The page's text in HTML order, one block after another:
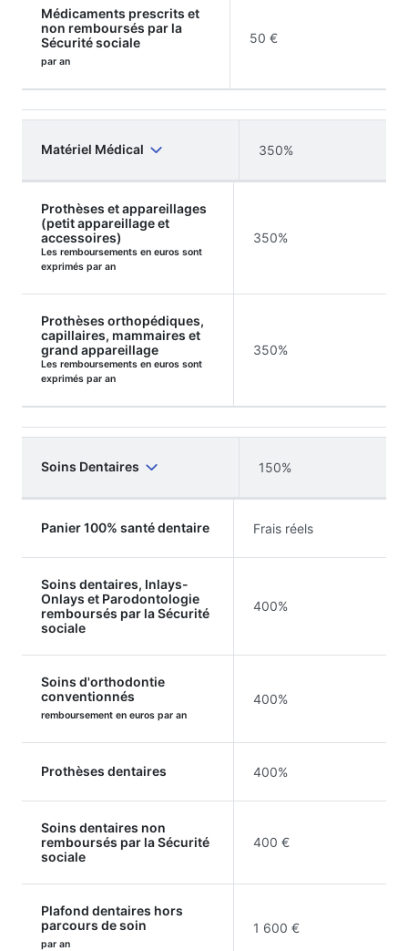
Médicaments prescrits et
non remboursés par la
Sécurité sociale
par an
50 €
Matériel Médical 350%
Prothèses et appareillages
(petit appareillage et
accessoires)
Les remboursements en euros sont
exprimés par an
350%
Prothèses orthopédiques,
capillaires, mammaires et
grand appareillage
Les remboursements en euros sont
exprimés par an
350%
Soins Dentaires 150%
Panier 100% santé dentaire Frais réels
Soins dentaires, Inlays-
Onlays et Parodontologie
remboursés par la Sécurité
sociale
400%
Soins d'orthodontie
conventionnés
remboursement en euros par an
400%
Prothèses dentaires 400%
Soins dentaires non
remboursés par la Sécurité
sociale
400 €
Plafond dentaires hors
parcours de soin
par an
1 600 €